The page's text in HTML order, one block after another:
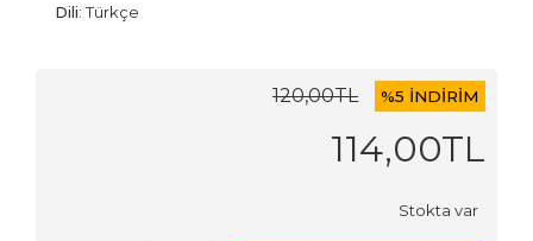
Dili:Türkçe
120,00TL %5 İNDİRİM
114,00TL
Stokta var